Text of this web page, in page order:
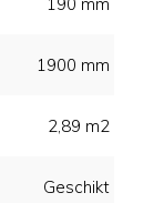
1900 mm
2,89 m2
Geschikt